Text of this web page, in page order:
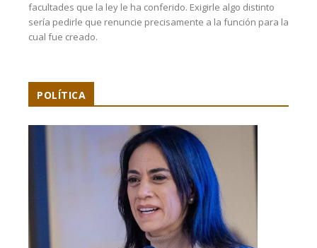
facultades que la ley le ha conferido. Exigirle algo distinto
sería pedirle que renuncie precisamente a la función para la
cual fue creado.
POLÍTICA